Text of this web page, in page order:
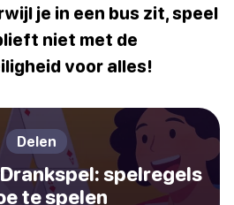
je in een bus zit, speel
niet met de
voor alles!
Delen
spelregels
te spelen